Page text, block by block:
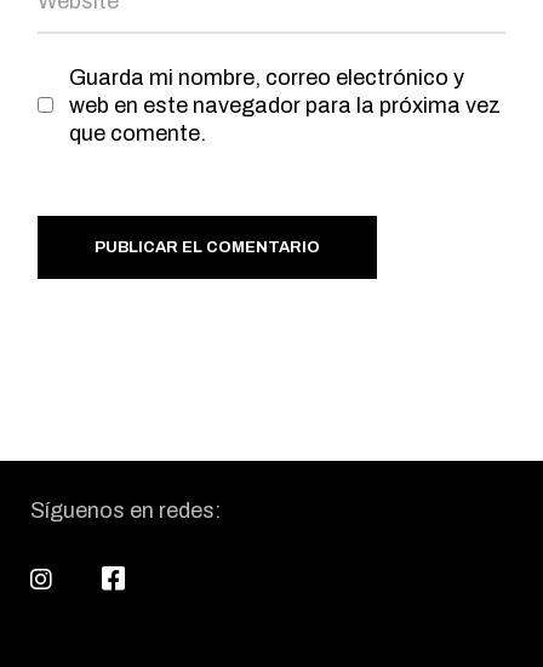
Guarda mi nombre, correo electrónico y
web en este navegador para la próxima vez
que comente.
PUBLICAR EL COMENTARIO
Síguenos en redes: